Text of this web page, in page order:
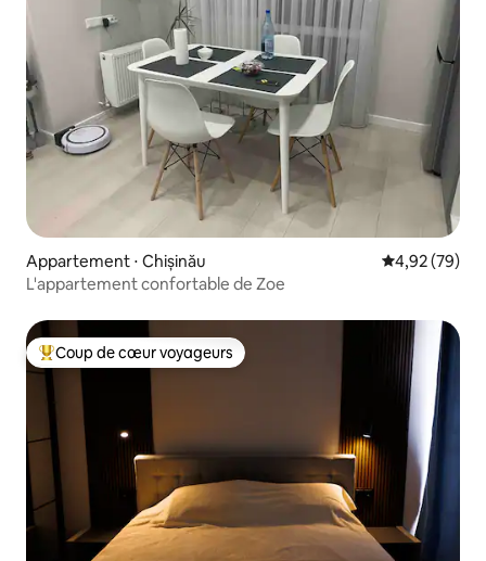
Appartement ⋅ Chișinău Évaluation
4,92 (79)
L'appartement confortable de Zoe
Coups de cœur voyageurs les plus appréciés
Coup de cœur voyageurs